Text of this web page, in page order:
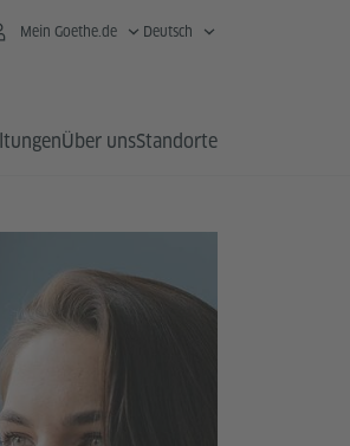
Mein Goethe.de Deutsch
Über unsStandorte